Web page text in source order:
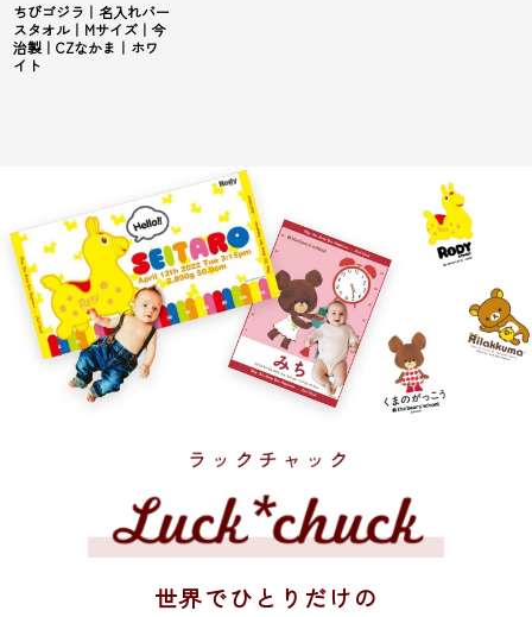
ちびゴジラ｜名入れバー
スタオル｜Mサイズ｜今
治製｜CZなかま｜ホワ
イト
世界でひとりだけの